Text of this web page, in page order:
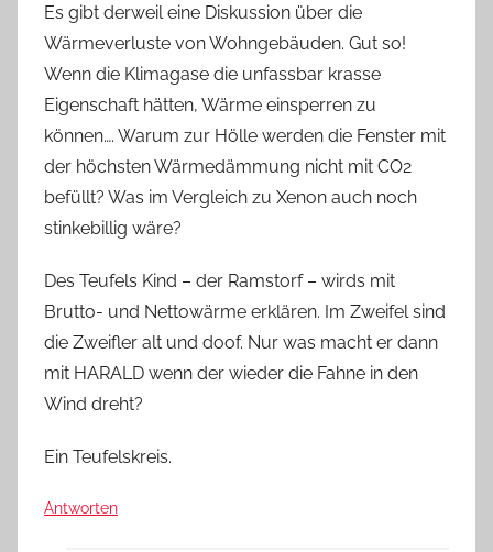
Es gibt derweil eine Diskussion über die
Wärmeverluste von Wohngebäuden. Gut so!
Wenn die Klimagase die unfassbar krasse
Eigenschaft hätten, Wärme einsperren zu
können…. Warum zur Hölle werden die Fenster mit
der höchsten Wärmedämmung nicht mit CO2
befüllt? Was im Vergleich zu Xenon auch noch
stinkebillig wäre?
Des Teufels Kind – der Ramstorf – wirds mit
Brutto- und Nettowärme erklären. Im Zweifel sind
die Zweifler alt und doof. Nur was macht er dann
mit HARALD wenn der wieder die Fahne in den
Wind dreht?
Ein Teufelskreis.
Antworten